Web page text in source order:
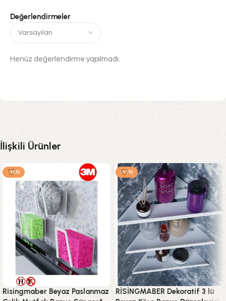
Değerlendirmeler
Henüz değerlendirme yapılmadı.
İlişkili Ürünler
-14%
Risingmaber Beyaz Paslanmaz
-11%
RİSİNGMABER Dekoratif 3 lü